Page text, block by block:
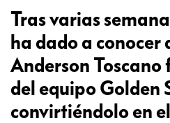
Tras varias
ha dado a conocer
Anderson
del equipo Golden
convirtiéndolo en